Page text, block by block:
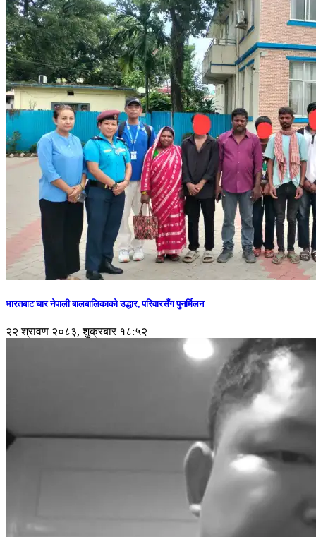
भारतबाट चार नेपाली बालबालिकाको उद्धार, परिवारसँग पुनर्मिलन
२२ श्रावण २०८३, शुक्रबार १८:५२